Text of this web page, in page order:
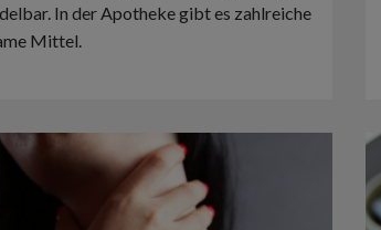
In der Apotheke gibt es zahlreiche
Mittel.